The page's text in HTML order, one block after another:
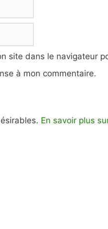
site dans le navigateur
à mon commentaire.
En savoir plus